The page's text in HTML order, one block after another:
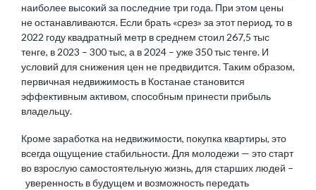
наиболее высокий за последние три года. При этом цены
не останавливаются. Если брать «срез» за этот период, то в
2022 году квадратный метр в среднем стоил 267,5 тыс
тенге, в 2023 – 300 тыс, а в 2024 – уже 350 тыс тенге. И
условий для снижения цен не предвидится. Таким образом,
первичная недвижимость в Костанае становится
эффективным активом, способным принести прибыль
владельцу.
Кроме заработка на недвижимости, покупка квартиры, это
всегда ощущение стабильности. Для молодежи — это старт
во взрослую самостоятельную жизнь, для старших людей –
уверенность в будущем и возможность передать